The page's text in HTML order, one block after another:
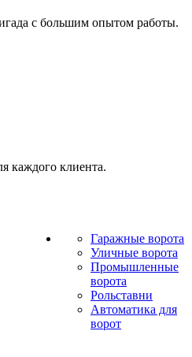
с большим опытом работы.
каждого клиента.
Гаражные ворота
Уличные ворота
Промышленные
ворота
Рольставни
Автоматика для
ворот